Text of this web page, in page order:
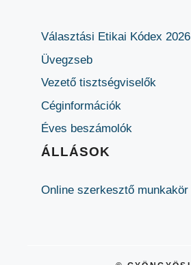
Választási Etikai Kódex 2026
Üvegzseb
Vezető tisztségviselők
Céginformációk
Éves beszámolók
ÁLLÁSOK
Online szerkesztő munkakör